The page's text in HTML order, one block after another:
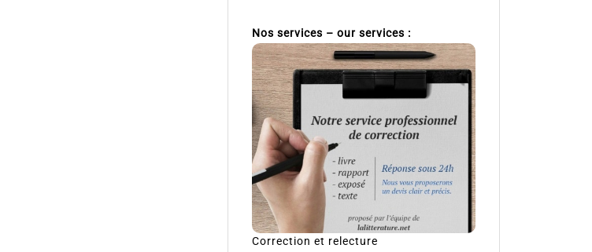
Nos services – our services :
Correction et relecture